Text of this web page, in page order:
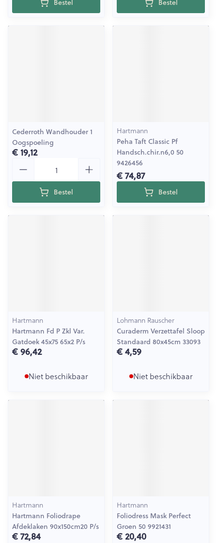
Bestel Bestel
Cederroth Wandhouder 1
Oogspoeling
€ 19,12
Bestel
Hartmann
Peha Taft Classic Pf
Handsch.chir.n6,0 50
9426456
€ 74,87
Bestel
Hartmann
Hartmann Fd P Zkl Var.
Gatdoek 45x75 65x2 P/s
€ 96,42
Niet beschikbaar
Lohmann Rauscher
Curaderm Verzettafel Sloop
Standaard 80x45cm 33093
€ 4,59
Niet beschikbaar
Hartmann
Hartmann Foliodrape
Afdeklaken 90x150cm20 P/s
€ 72,84
Hartmann
Foliodress Mask Perfect
Groen 50 9921431
€ 20,40